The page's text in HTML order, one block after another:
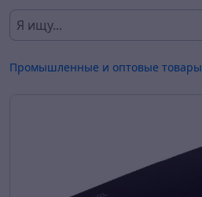
Промышленные и оптовые товары